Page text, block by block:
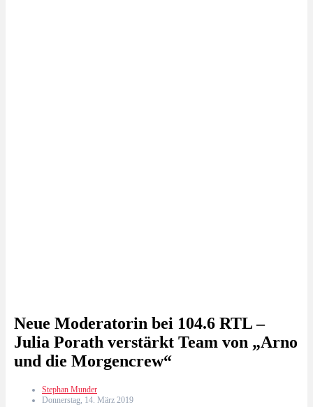
Neue Moderatorin bei 104.6 RTL –
Julia Porath verstärkt Team von „Arno
und die Morgencrew“
Stephan Munder
Donnerstag, 14. März 2019